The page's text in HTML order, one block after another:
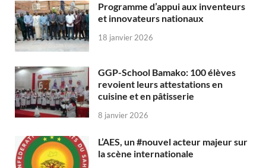
Programme d’appui aux inventeurs
et innovateurs nationaux
18 janvier 2026
GGP-School Bamako: 100 élèves
revoient leurs attestations en
cuisine et en pâtisserie
8 janvier 2026
L’AES, un #nouvel acteur majeur sur
la scène internationale